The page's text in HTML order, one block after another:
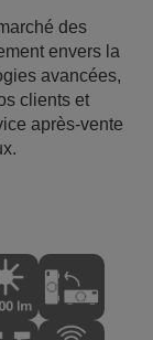
des
envers la
avancées,
clients et
après-vente